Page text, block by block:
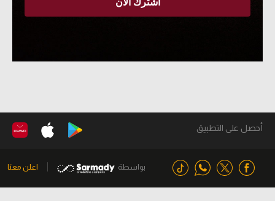
أحصل على التطبيق
بواسطة اعلن معنا